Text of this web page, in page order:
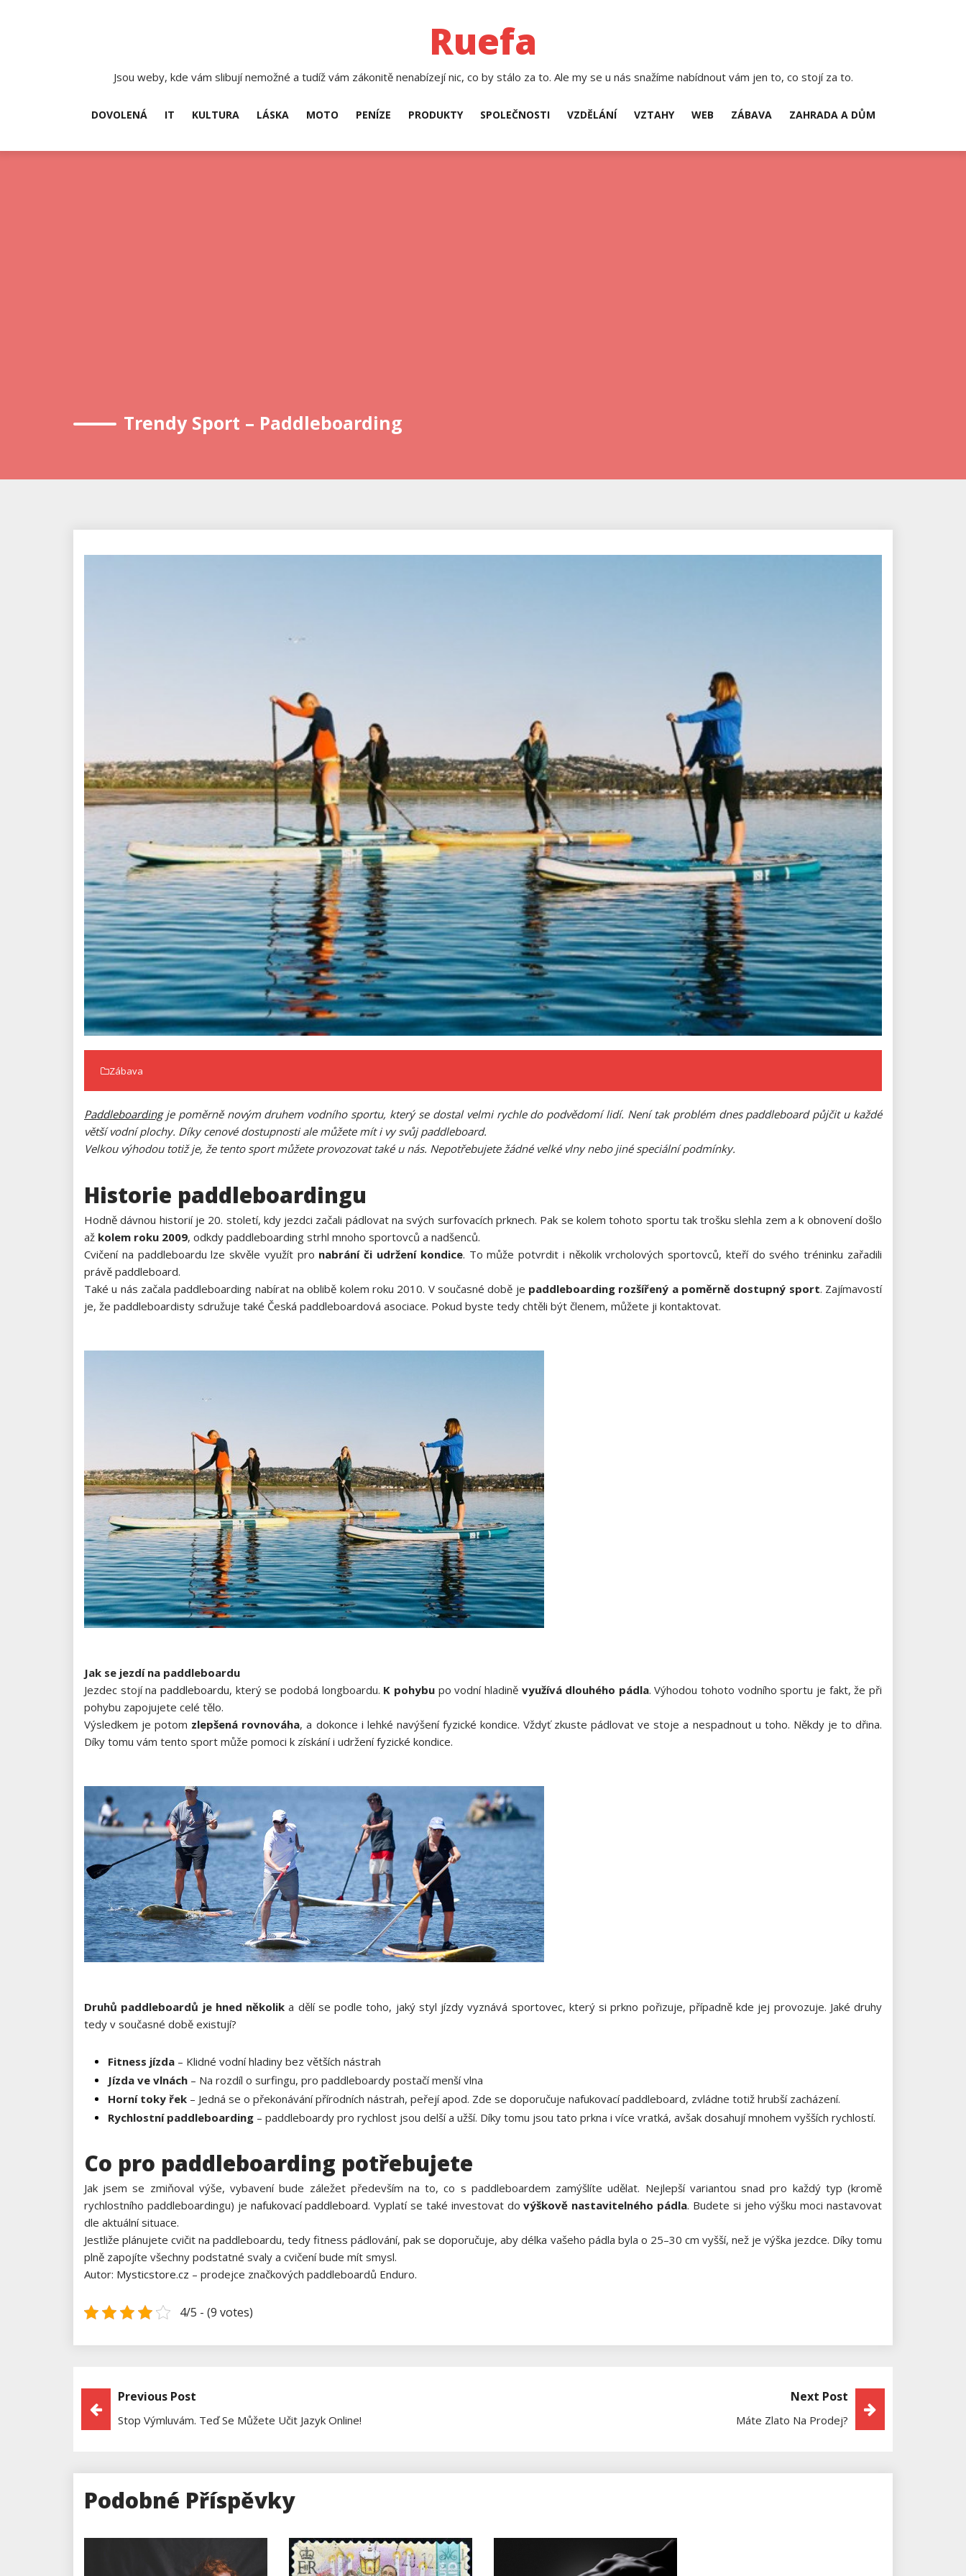
Ruefa
Jsou weby, kde vám slibují nemožné a tudíž vám zákonitě nenabízejí nic, co by stálo za to. Ale my se u nás snažíme nabídnout vám jen to, co stojí za to.
DOVOLENÁ IT KULTURA LÁSKA MOTO PENÍZE PRODUKTY SPOLEČNOSTI VZDĚLÁNÍ VZTAHY WEB ZÁBAVA ZAHRADA A DŮM
Trendy Sport – Paddleboarding
Zábava
Paddleboardingje poměrně novým druhem vodního sportu, který se dostal velmi rychle do podvědomí lidí. Není tak problém dnes paddleboard půjčit u každé
větší vodní plochy. Díky cenové dostupnosti ale můžete mít i vy svůj paddleboard.
Velkou výhodou totiž je, že tento sport můžete provozovat také u nás. Nepotřebujete žádné velké vlny nebo jiné speciální podmínky.
Historie paddleboardingu
Hodně dávnou historií je 20. století, kdy jezdci začali pádlovat na svých surfovacích prknech. Pak se kolem tohoto sportu tak trošku slehla zem a k obnovení došlo
až kolem roku 2009, odkdy paddleboarding strhl mnoho sportovců a nadšenců.
Cvičení na paddleboardu lze skvěle využít pro nabrání či udržení kondice. To může potvrdit i několik vrcholových sportovců, kteří do svého tréninku zařadili
právě paddleboard.
Také u nás začala paddleboarding nabírat na oblibě kolem roku 2010. V současné době je paddleboarding rozšířený a poměrně dostupný sport. Zajímavostí
je, že paddleboardisty sdružuje také Česká paddleboardová asociace. Pokud byste tedy chtěli být členem, můžete ji kontaktovat.
Jak se jezdí na paddleboardu
Jezdec stojí na paddleboardu, který se podobá longboardu. K pohybupo vodní hladině využívá dlouhého pádla. Výhodou tohoto vodního sportu je fakt, že při
pohybu zapojujete celé tělo.
Výsledkem je potom zlepšená rovnováha, a dokonce i lehké navýšení fyzické kondice. Vždyť zkuste pádlovat ve stoje a nespadnout u toho. Někdy je to dřina.
Díky tomu vám tento sport může pomoci k získání i udržení fyzické kondice.
Druhů paddleboardů je hned několik a dělí se podle toho, jaký styl jízdy vyznává sportovec, který si prkno pořizuje, případně kde jej provozuje. Jaké druhy
tedy v současné době existují?
Fitness jízda – Klidné vodní hladiny bez větších nástrah
Jízda ve vlnách – Na rozdíl o surfingu, pro paddleboardy postačí menší vlna
Horní toky řek – Jedná se o překonávání přírodních nástrah, peřejí apod. Zde se doporučuje nafukovací paddleboard, zvládne totiž hrubší zacházení.
Rychlostní paddleboarding – paddleboardy pro rychlost jsou delší a užší. Díky tomu jsou tato prkna i více vratká, avšak dosahují mnohem vyšších rychlostí.
Co pro paddleboarding potřebujete
Jak jsem se zmiňoval výše, vybavení bude záležet především na to, co s paddleboardem zamýšlíte udělat. Nejlepší variantou snad pro každý typ (kromě
rychlostního paddleboardingu) je nafukovací paddleboard. Vyplatí se také investovat dovýškově nastavitelného pádla. Budete si jeho výšku moci nastavovat
dle aktuální situace.
Jestliže plánujete cvičit na paddleboardu, tedy fitness pádlování, pak se doporučuje, aby délka vašeho pádla byla o 25–30 cm vyšší, než je výška jezdce. Díky tomu
plně zapojíte všechny podstatné svaly a cvičení bude mít smysl.
Autor: Mysticstore.cz – prodejce značkových paddleboardů Enduro.
4/5 - (9 votes)
Navigace
Pro
Příspěvek
Previous Post
Stop Výmluvám. Teď Se Můžete Učit Jazyk Online!
Next Post
Máte Zlato Na Prodej?
Podobné Příspěvky